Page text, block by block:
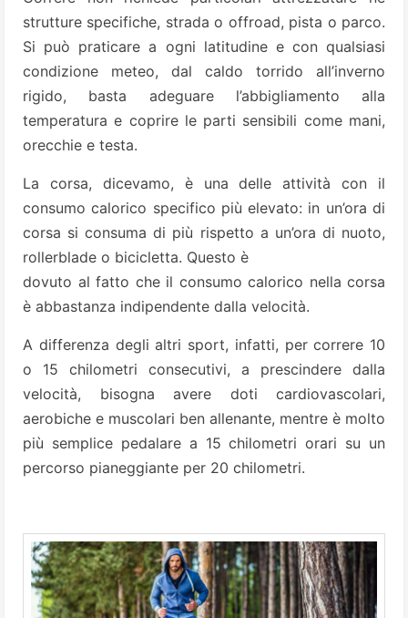
strutture specifiche, strada o offroad, pista o parco.
Si può praticare a ogni latitudine e con qualsiasi
condizione meteo, dal caldo torrido all’inverno
rigido, basta adeguare l’abbigliamento alla
temperatura e coprire le parti sensibili come mani,
orecchie e testa.
La corsa, dicevamo, è una delle attività con il
consumo calorico specifico più elevato: in un’ora di
corsa si consuma di più rispetto a un’ora di nuoto,
rollerblade o bicicletta. Questo è
dovuto al fatto che il consumo calorico nella corsa
è abbastanza indipendente dalla velocità.
A differenza degli altri sport, infatti, per correre 10
o 15 chilometri consecutivi, a prescindere dalla
velocità, bisogna avere doti cardiovascolari,
aerobiche e muscolari ben allenante, mentre è molto
più semplice pedalare a 15 chilometri orari su un
percorso pianeggiante per 20 chilometri.